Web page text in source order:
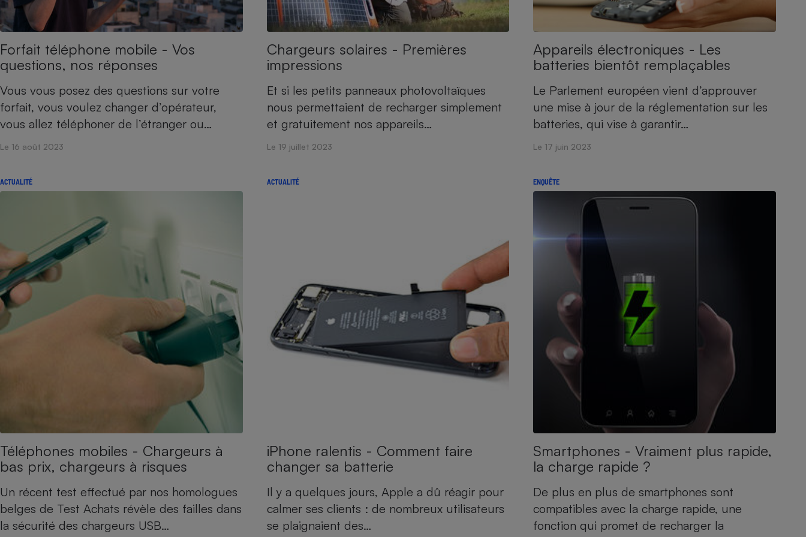
Forfait téléphone mobile - Vos
questions, nos réponses
Vous vous posez des questions sur votre
forfait, vous voulez changer d’opérateur,
vous allez téléphoner de l’étranger ou…
Le 16 août 2023
Chargeurs solaires - Premières
impressions
Et si les petits panneaux photovoltaïques
nous permettaient de recharger simplement
et gratuitement nos appareils…
Le 19 juillet 2023
Appareils électroniques - Les
batteries bientôt remplaçables
Le Parlement européen vient d’approuver
une mise à jour de la réglementation sur les
batteries, qui vise à garantir…
Le 17 juin 2023
ACTUALITÉ
Téléphones mobiles - Chargeurs à
bas prix, chargeurs à risques
Un récent test effectué par nos homologues
belges de Test Achats révèle des failles dans
la sécurité des chargeurs USB…
ACTUALITÉ
iPhone ralentis - Comment faire
changer sa batterie
Il y a quelques jours, Apple a dû réagir pour
calmer ses clients : de nombreux utilisateurs
se plaignaient des…
ENQUÊTE
Smartphones - Vraiment plus rapide,
la charge rapide ?
De plus en plus de smartphones sont
compatibles avec la charge rapide, une
fonction qui promet de recharger la
Foie gras
Assurance emprunteur Assurance vie
Gros électroménager
Petit électroménager - Ustensile
Plaque de cuisson à
induction
Four encastrable
Aspirateur
Internet
Téléphonie
Téléviseur
Téléphone mobile -
Smartphone
Appareil photo
numérique
Poêle à granulés
Radiateur électrique
Climatiseur -
Mutuelle Aide auditive